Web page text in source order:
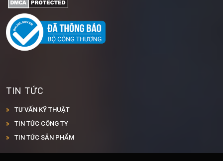
TIN TỨC
TƯ VẤN KỸ THUẬT
TIN TỨC CÔNG TY
TIN TỨC SẢN PHẨM